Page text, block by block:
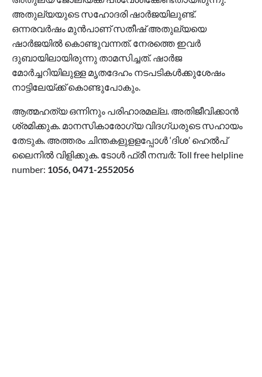
അതുല്യയുടെ സഹോദരി ഷാർജയിലുണ്ട്.
ഒന്നരവർഷം മുൻപാണ് സതീഷ് അതുല്യയെ
ഷാർജയിൽ കൊണ്ടുവന്നത്. നേരത്തെ ഇവർ
ദുബായിലായിരുന്നു താമസിച്ചത്. ഷാർജ
മോർച്ചറിയിലുള്ള മൃതദേഹം നടപടികൾക്കുശേഷം
നാട്ടിലേയ്ക്ക് കൊണ്ടുപോകും.
ആത്മഹത്യ ഒന്നിനും പരിഹാരമല്ല. അതിജീവിക്കാന്‍
ശ്രമിക്കുക. മാനസികാരോഗ്യ വിദഗ്ധരുടെ സഹായം
തേടുക. അത്തരം ചിന്തകളുളളപ്പോള്‍ ‘ദിശ’ ഹെല്‍പ്
ലൈനില്‍ വിളിക്കുക. ടോള്‍ ഫ്രീ നമ്പര്‍: Toll free helpline
number: 1056, 0471-2552056